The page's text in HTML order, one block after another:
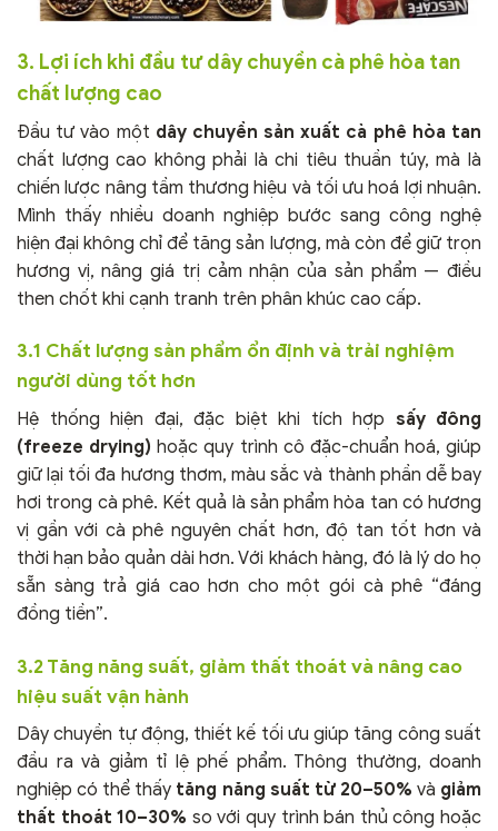
3. Lợi ích khi đầu tư dây chuyền cà phê hòa tan
chất lượng cao
Đầu tư vào một dây chuyền sản xuất cà phê hòa tan
chất lượng cao không phải là chi tiêu thuần túy, mà là
chiến lược nâng tầm thương hiệu và tối ưu hoá lợi nhuận.
Mình thấy nhiều doanh nghiệp bước sang công nghệ
hiện đại không chỉ để tăng sản lượng, mà còn để giữ trọn
hương vị, nâng giá trị cảm nhận của sản phẩm — điều
then chốt khi cạnh tranh trên phân khúc cao cấp.
3.1 Chất lượng sản phẩm ổn định và trải nghiệm
người dùng tốt hơn
Hệ thống hiện đại, đặc biệt khi tích hợp sấy đông
(freeze drying) hoặc quy trình cô đặc-chuẩn hoá, giúp
giữ lại tối đa hương thơm, màu sắc và thành phần dễ bay
hơi trong cà phê. Kết quả là sản phẩm hòa tan có hương
vị gần với cà phê nguyên chất hơn, độ tan tốt hơn và
thời hạn bảo quản dài hơn. Với khách hàng, đó là lý do họ
sẵn sàng trả giá cao hơn cho một gói cà phê “đáng
đồng tiền”.
3.2 Tăng năng suất, giảm thất thoát và nâng cao
hiệu suất vận hành
Dây chuyền tự động, thiết kế tối ưu giúp tăng công suất
đầu ra và giảm tỉ lệ phế phẩm. Thông thường, doanh
nghiệp có thể thấy tăng năng suất từ 20–50% và giảm
thất thoát 10–30% so với quy trình bán thủ công hoặc